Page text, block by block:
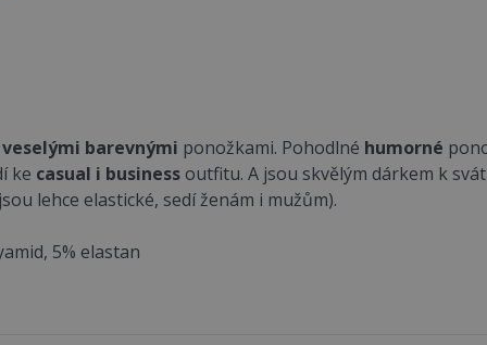
veselými barevnými ponožkami. Pohodlné humorné
ke casual i businessoutfitu. A jsou skvělým dárkem k
lehce elastické, sedí ženám i mužům).
5% elastan